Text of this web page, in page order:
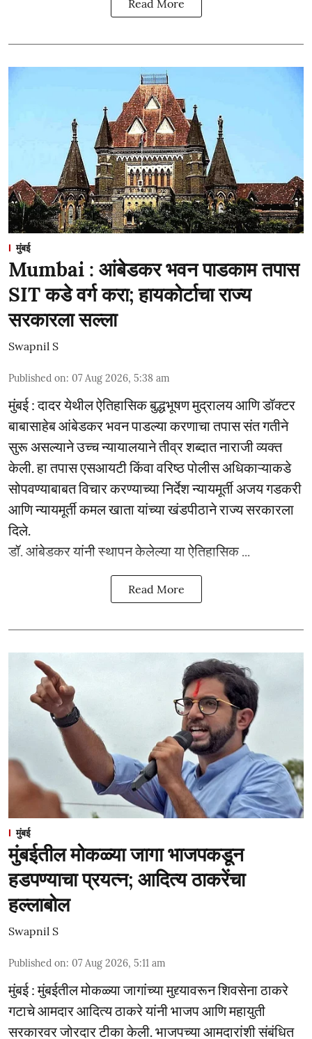
Read More
मुंबई
Mumbai : आंबेडकर भवन पाडकाम तपास
SIT कडे वर्ग करा; हायकोर्टाचा राज्य
सरकारला सल्ला
Swapnil S
Published on: 07 Aug 2026, 5:38 am
मुंबई : दादर येथील ऐतिहासिक बुद्धभूषण मुद्रालय आणि डॉक्टर
बाबासाहेब आंबेडकर भवन पाडल्या करणाचा तपास संत गतीने
सुरू असल्याने उच्च न्यायालयाने तीव्र शब्दात नाराजी व्यक्त
केली. हा तपास एसआयटी किंवा वरिष्ठ पोलीस अधिकाऱ्याकडे
सोपवण्याबाबत विचार करण्याच्या निर्देश न्यायमूर्ती अजय गडकरी
आणि न्यायमूर्ती कमल खाता यांच्या खंडपीठाने राज्य सरकारला
दिले.
डॉ. आंबेडकर यांनी स्थापन केलेल्या या ऐतिहासिक ...
Read More
मुंबई
मुंबईतील मोकळ्या जागा भाजपकडून
हडपण्याचा प्रयत्न; आदित्य ठाकरेंचा
हल्लाबोल
Swapnil S
Published on: 07 Aug 2026, 5:11 am
मुंबई : मुंबईतील मोकळ्या जागांच्या मुद्द्यावरून शिवसेना ठाकरे
गटाचे आमदार आदित्य ठाकरे यांनी भाजप आणि महायुती
सरकारवर जोरदार टीका केली. भाजपच्या आमदारांशी संबंधित